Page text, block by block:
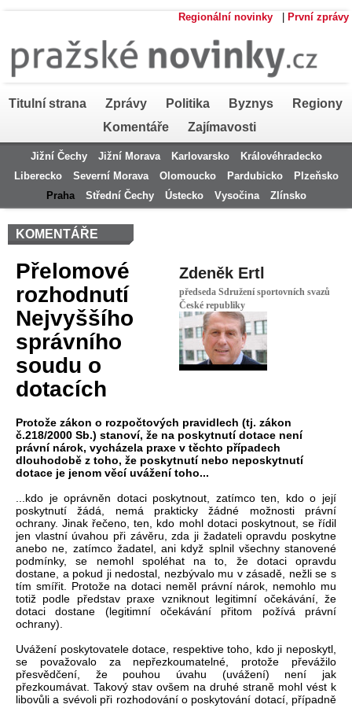
Regionální novinky První zprávy
Titulní strana Zprávy Politika Byznys
Regiony
Komentáře
Zajímavosti
Jižní Čechy Jižní Morava Karlovarsko
Královéhradecko
Liberecko
Severní Morava Olomoucko Pardubicko
Plzeňsko
Praha
Střední Čechy Ústecko Vysočina Zlínsko
KOMENTÁŘE
Zdeněk Ertl
předseda Sdružení sportovních svazů
České republiky
Přelomové
rozhodnutí
Nejvyššího
správního
soudu o
dotacích
Protože zákon o rozpočtových pravidlech (tj. zákon
č.218/2000 Sb.) stanoví, že na poskytnutí dotace není
právní nárok, vycházela praxe v těchto případech
dlouhodobě z toho, že poskytnutí nebo neposkytnutí
dotace je jenom věcí uvážení toho...
...kdo je oprávněn dotaci poskytnout, zatímco ten, kdo o její
poskytnutí žádá, nemá prakticky žádné možnosti právní
ochrany. Jinak řečeno, ten, kdo mohl dotaci poskytnout, se řídil
jen vlastní úvahou při závěru, zda ji žadateli opravdu poskytne
anebo ne, zatímco žadatel, ani když splnil všechny stanovené
podmínky, se nemohl spoléhat na to, že dotaci opravdu
dostane, a pokud ji nedostal, nezbývalo mu v zásadě, nežli se s
tím smířit. Protože na dotaci neměl právní nárok, nemohlo mu
totiž podle představ praxe vzniknout legitimní očekávání, že
dotaci dostane (legitimní očekávání přitom požívá právní
ochrany).
Uvážení poskytovatele dotace, respektive toho, kdo ji neposkytl,
se považovalo za nepřezkoumatelné, protože převážilo
přesvědčení, že pouhou úvahu (uvážení) není jak
přezkoumávat. Takový stav ovšem na druhé straně mohl vést k
libovůli a svévoli při rozhodování o poskytování dotací, případně